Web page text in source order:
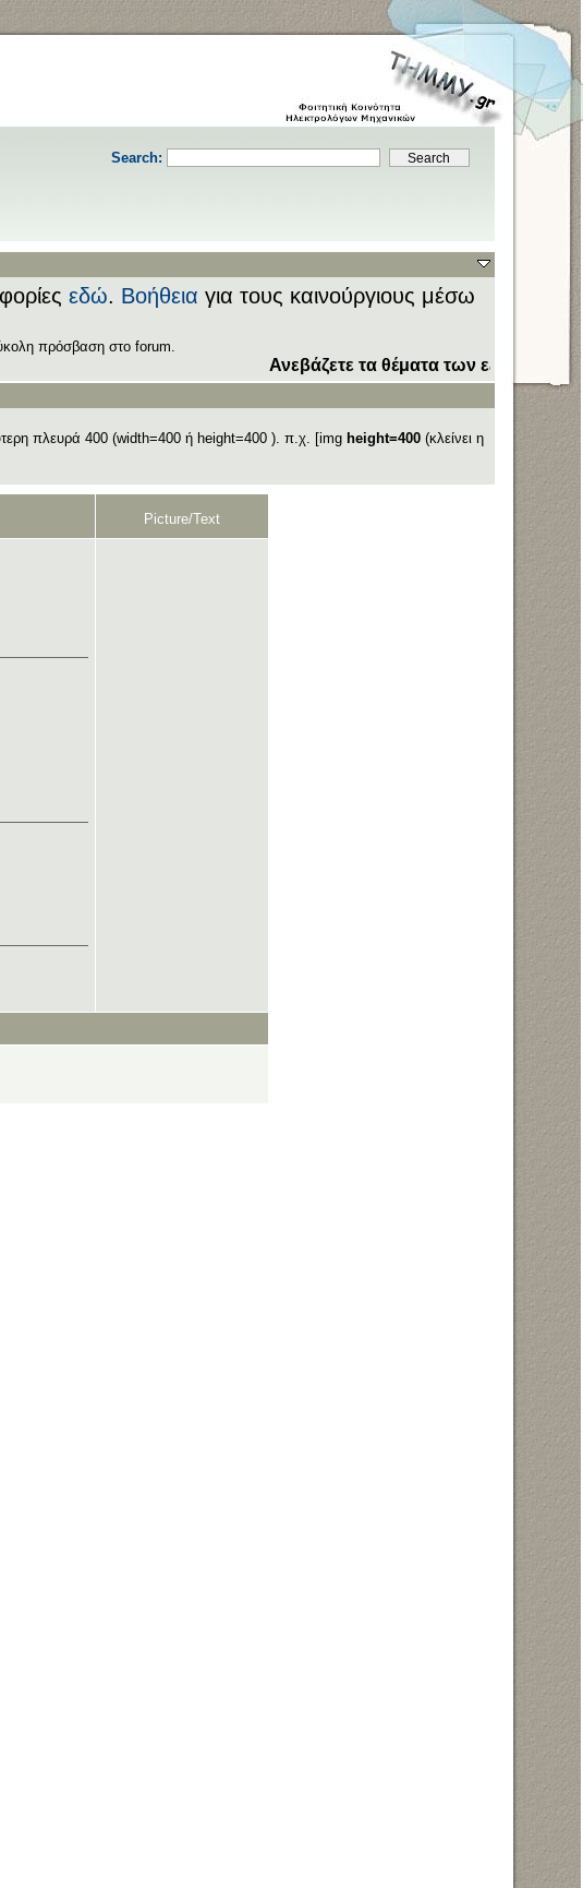
Search:
εδώ. Βοήθεια για τους καινούργιους μέσω
πρόσβαση στο forum.
Ανεβάζετε τα θέματα των εξετάσεων στον
πλευρά 400 (width=400 ή height=400 ). π.χ. [img height=400 (κλείνει η
Picture/Text